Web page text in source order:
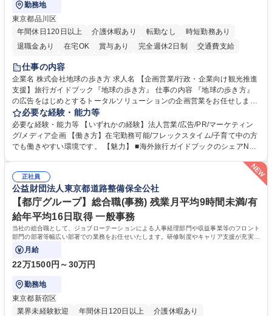
勤務地
東京都品川区
年間休日120日以上
介護休暇あり 転勤なし
時短勤務あり
退職金あり
在宅OK 賞与あり 完全週休2日制
交通費支給
駅近5分以内
仕事の内容
企業名 株式会社地球の歩き方 求人名 【企画営業/行政・企業向け観光推進
支援】旅行ガイドブック『地球の歩き方』 仕事の内容 『地球の歩き方』
の広告をはじめとするトータルソリューションの企画営業をお任せしま
す。クライアントは、観光（海外旅行、国内旅行、インバウンド）で地域
や事業を推進したい国内外の行政や企業です。 【業務詳細】■『地球の歩
き方』は海外旅行ガイドブックのNo.1ブランドであり、国内旅行において
も牽引しております。観光推進支援においても、業界を牽引する意欲的な
国策事業です。「GOOD LUCK TRIP」は、海外旅行ガイドブックと同様
に、インバウンドのトップブランドに成長しております■旅が業務であ
り、日常です。旅好きにはこれ以上ない環境です 募集職種 【企画営業/行
政・企業向け観光推進支援】旅行ガイドブック『地球の歩き方』
必要な経験・能力等
必要な経験・能力等 【いずれかの経験】法人営業/広告/PR/マーケティン
グ/メディア企画 【働き方】在宅勤務可能/フレックスタイム/子育て中の方
でも働きやすい環境です。 【魅力】 ■海外旅行ガイドブックのシェアNo.1
ることが可能です。 ■国内旅行ガイドブックは立ち上げ間もない新規事業
であり、「地球の歩き方」としてどう取り組むか、共に形を作るコアメン
バーとして活躍いただきます。 学歴・資格 学歴：大学院 大学 語学力： 資
格：
正社員
公益財団法人東京都道路整備保全公社
【都庁グループ】総合職(事務) 残業月平均9時間未満/有
給年平均16日取得 一般事務
当社の総合職として、ジョブローテーションによる人事経理部門や収益事業等のフロント
部門の部署等幅広い部署での業務をお任せいたします。研修制度やキャリア支援が充実し
ております！ ※下記業務詳細
月給
22万1500円～30万円
勤務地
東京都新宿区
業界未経験歓迎
年間休日120日以上
介護休暇あり